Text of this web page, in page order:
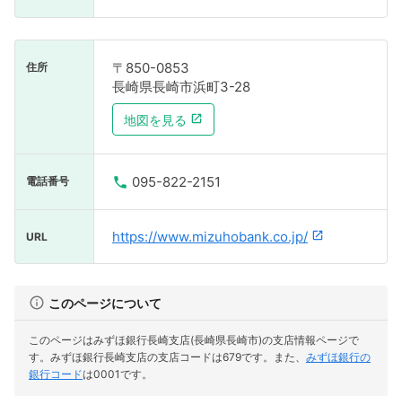
住所
〒850-0853
長崎県長崎市浜町3-28
地図を見る
電話番号 095-822-2151
URL https://www.mizuhobank.co.jp/
このページについて
このページはみずほ銀行長崎支店(長崎県長崎市)の支店情報ページで
す。 みずほ銀行長崎支店の支店コードは679です。 また、 みずほ銀行の
銀行コードは0001です。